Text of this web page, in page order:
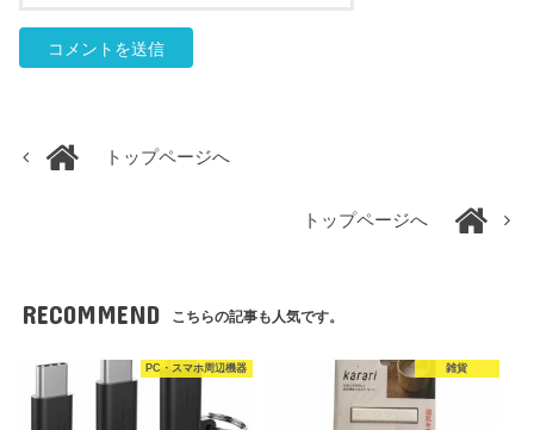
トップページへ
トップページへ
RECOMMEND こちらの記事も人気です。
PC・スマホ周辺機器 雑貨